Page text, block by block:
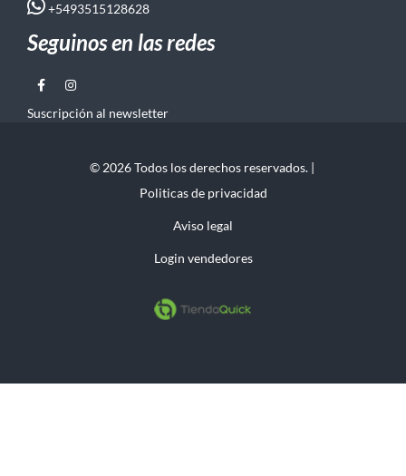
+5493515128628
Seguinos en las redes
Suscripción al newsletter
© 2026 Todos los derechos reservados. |
Politicas de privacidad
Aviso legal
Login vendedores